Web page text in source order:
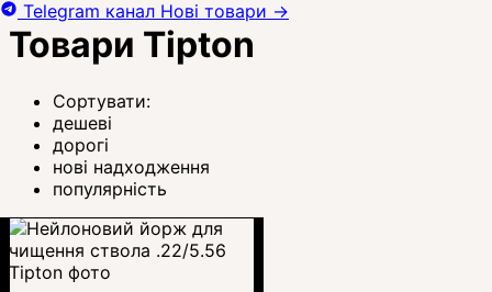
Товари Tipton
Сортувати:
дешеві
дорогі
нові надходження
популярність
Telegram канал Нові товари →